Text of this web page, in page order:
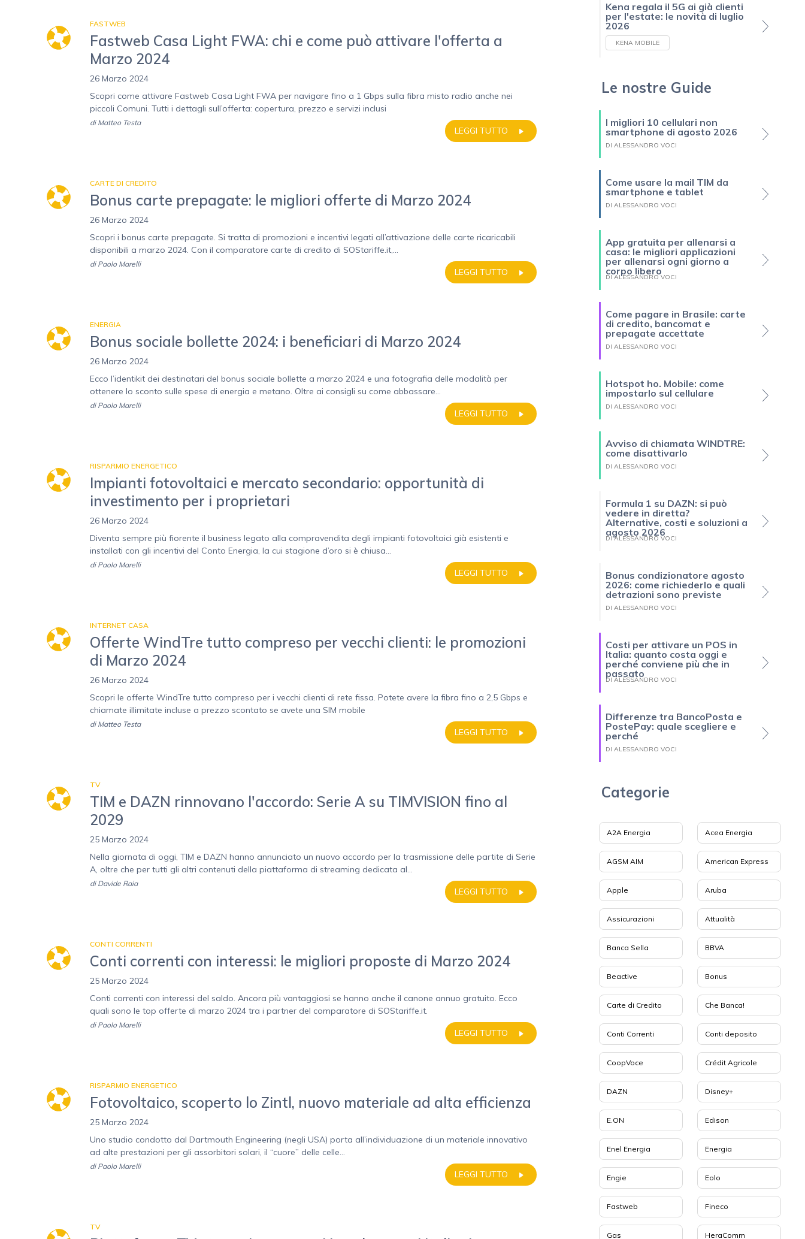
FASTWEB
Fastweb Casa Light FWA: chi e come può attivare l'offerta a
Marzo 2024
26 Marzo 2024
Scopri come attivare Fastweb Casa Light FWA per navigare fino a 1 Gbps sulla fibra misto radio anche nei
piccoli Comuni. Tutti i dettagli sull’offerta: copertura, prezzo e servizi inclusi
LEGGI TUTTO
di Matteo Testa
CARTE DI CREDITO
Bonus carte prepagate: le migliori offerte di Marzo 2024
26 Marzo 2024
Scopri i bonus carte prepagate. Si tratta di promozioni e incentivi legati all’attivazione delle carte ricaricabili
disponibili a marzo 2024. Con il comparatore carte di credito di SOStariffe.it,...
LEGGI TUTTO
di Paolo Marelli
ENERGIA
Bonus sociale bollette 2024: i beneficiari di Marzo 2024
26 Marzo 2024
Ecco l’identikit dei destinatari del bonus sociale bollette a marzo 2024 e una fotografia delle modalità per
ottenere lo sconto sulle spese di energia e metano. Oltre ai consigli su come abbassare...
LEGGI TUTTO
di Paolo Marelli
RISPARMIO ENERGETICO
Impianti fotovoltaici e mercato secondario: opportunità di
investimento per i proprietari
26 Marzo 2024
Diventa sempre più fiorente il business legato alla compravendita degli impianti fotovoltaici già esistenti e
installati con gli incentivi del Conto Energia, la cui stagione d’oro si è chiusa...
LEGGI TUTTO
di Paolo Marelli
INTERNET CASA
Offerte WindTre tutto compreso per vecchi clienti: le promozioni
di Marzo 2024
26 Marzo 2024
Scopri le offerte WindTre tutto compreso per i vecchi clienti di rete fissa. Potete avere la fibra fino a 2,5 Gbps e
chiamate illimitate incluse a prezzo scontato se avete una SIM mobile
LEGGI TUTTO
di Matteo Testa
TV
TIM e DAZN rinnovano l'accordo: Serie A su TIMVISION fino al
2029
25 Marzo 2024
Nella giornata di oggi, TIM e DAZN hanno annunciato un nuovo accordo per la trasmissione delle partite di Serie
A, oltre che per tutti gli altri contenuti della piattaforma di streaming dedicata al...
LEGGI TUTTO
di Davide Raia
CONTI CORRENTI
Conti correnti con interessi: le migliori proposte di Marzo 2024
25 Marzo 2024
Conti correnti con interessi del saldo. Ancora più vantaggiosi se hanno anche il canone annuo gratuito. Ecco
quali sono le top offerte di marzo 2024 tra i partner del comparatore di SOStariffe.it.
LEGGI TUTTO
di Paolo Marelli
RISPARMIO ENERGETICO
Fotovoltaico, scoperto lo Zintl, nuovo materiale ad alta efficienza
25 Marzo 2024
Uno studio condotto dal Dartmouth Engineering (negli USA) porta all’individuazione di un materiale innovativo
ad alte prestazioni per gli assorbitori solari, il “cuore” delle celle...
LEGGI TUTTO
di Paolo Marelli
TV
Kena regala il 5G ai già clienti
per l'estate: le novità di luglio
2026
KENA MOBILE
Le nostre Guide
I migliori 10 cellulari non
smartphone di agosto 2026
DI ALESSANDRO VOCI
Come usare la mail TIM da
smartphone e tablet
DI ALESSANDRO VOCI
App gratuita per allenarsi a
casa: le migliori applicazioni
per allenarsi ogni giorno a
corpo libero
DI ALESSANDRO VOCI
Come pagare in Brasile: carte
di credito, bancomat e
prepagate accettate
DI ALESSANDRO VOCI
Hotspot ho. Mobile: come
impostarlo sul cellulare
DI ALESSANDRO VOCI
Avviso di chiamata WINDTRE:
come disattivarlo
DI ALESSANDRO VOCI
Formula 1 su DAZN: si può
vedere in diretta?
Alternative, costi e soluzioni a
agosto 2026
DI ALESSANDRO VOCI
Bonus condizionatore agosto
2026: come richiederlo e quali
detrazioni sono previste
DI ALESSANDRO VOCI
Costi per attivare un POS in
Italia: quanto costa oggi e
perché conviene più che in
passato
DI ALESSANDRO VOCI
Differenze tra BancoPosta e
PostePay: quale scegliere e
perché
DI ALESSANDRO VOCI
Categorie
A2A Energia Acea Energia
AGSM AIM American Express
Apple Aruba
Assicurazioni Attualità
Banca Sella BBVA
Beactive Bonus
Carte di Credito Che Banca!
Conti Correnti Conti deposito
CoopVoce Crédit Agricole
DAZN Disney+
E.ON Edison
Enel Energia Energia
Engie Eolo
Fastweb Fineco
Gas HeraComm